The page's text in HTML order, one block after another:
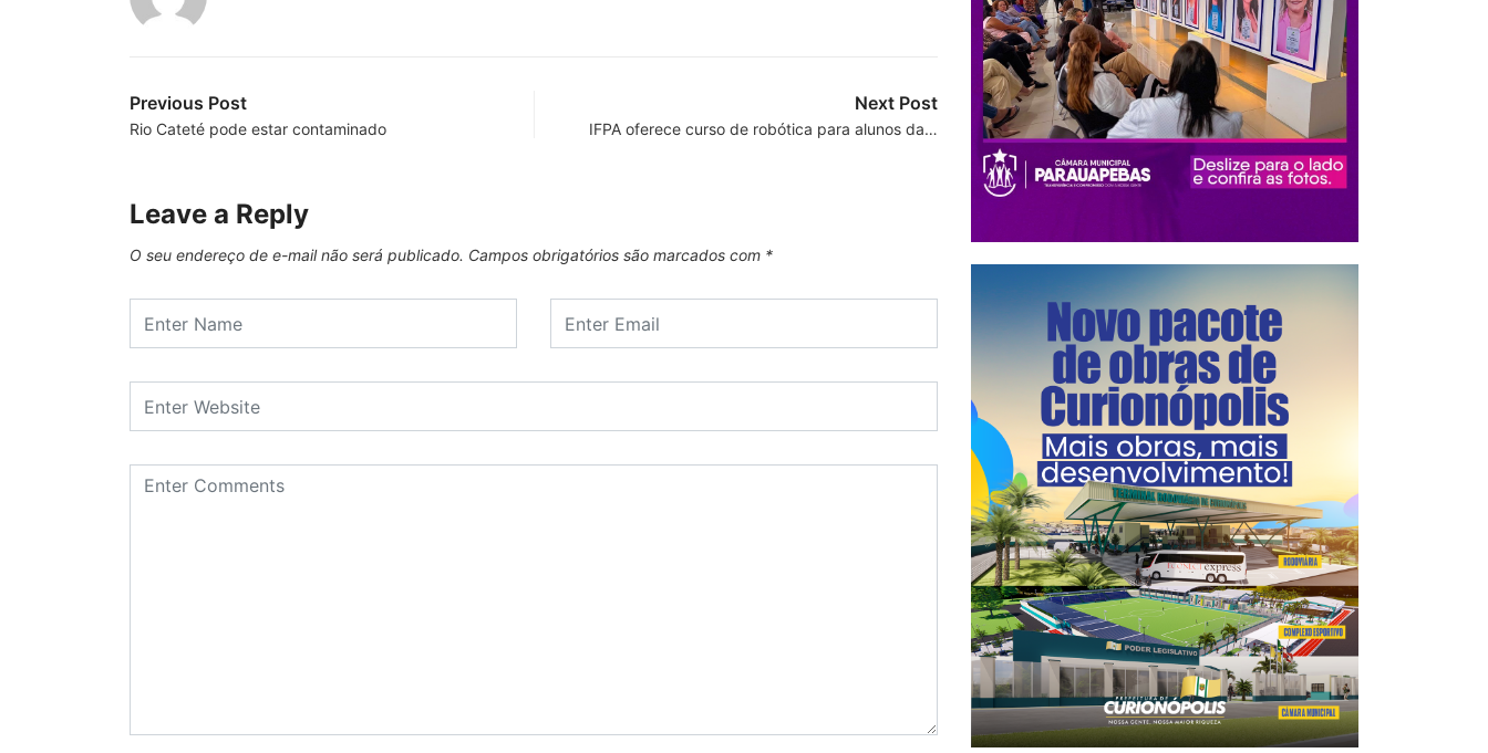
Previous Post
Rio Cateté pode estar contaminado
Next Post
IFPA oferece curso de robótica para alunos da…
Leave a Reply
O seu endereço de e-mail não será publicado. Campos obrigatórios são marcados com *